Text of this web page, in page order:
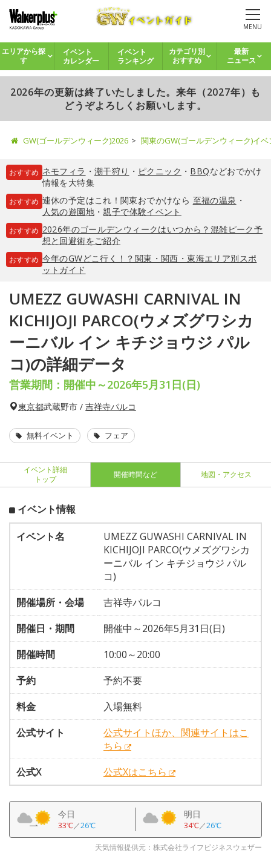
MENU
エリアから探
す
イベント
カレンダー
イベント
ランキング
カテゴリ別
おすすめ
最新
ニュース
2026年の更新は終了いたしました。来年（2027年）も
どうぞよろしくお願いします。
GW(ゴールデンウィーク)2026 関東のGW(ゴールデンウィーク)イ
おすすめ ネモフィラ ・ 潮干狩り ・ ピクニック ・ BBQなどおでかけ
情報を大特集
おすすめ 連休の予定はこれ！関東おでかけなら 至福の温泉 ・
人気の遊園地・親子で体験イベント
おすすめ 2026年のゴールデンウィークはいつから？混雑ピーク予
想と回避術をご紹介
おすすめ 今年のGWどこ行く！？関東・関西・東海エリア別スポ
ットガイド
UMEZZ GUWASHI CARNIVAL IN
KICHIJOJI PARCO(ウメズグワシカ
ーニバル イン キチジョウジ パル
コ)の詳細データ
営業期間：開催中～2026年5月31日(日)
東京都武蔵野市 / 吉祥寺パルコ
無料イベント フェア
イベント詳細
トップ
開催時間など 地図・アクセス
イベント情報
イベント名
UMEZZ GUWASHI CARNIVAL IN
KICHIJOJI PARCO(ウメズグワシカ
ーニバル イン キチジョウジ パル
コ)
開催場所・会場
吉祥寺パルコ
開催日・期間
開催中～2026年5月31日(日)
開催時間
10:00～20:00
予約
予約不要
料金
入場無料
公式サイト
公式サイトほか、関連サイトはこ
ちら
公式X
公式Xはこちら
今日
33℃／26℃
明日
34℃／26℃
天気情報提供元：株式会社ライフビジネスウェザー